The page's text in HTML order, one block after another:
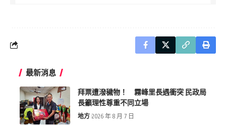
最新消息
拜票遭潑穢物！ 霧峰里長遇衝突 民政局
長籲理性尊重不同立場
地方 2026 年 8 月 7 日